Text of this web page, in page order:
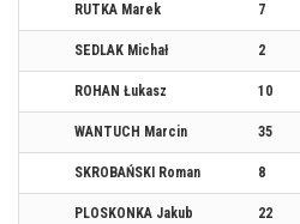
RUTKA Marek 7
SEDLAK Michał 2
ROHAN Łukasz 10
WANTUCH Marcin 35
SKROBAŃSKI Roman 8
PLOSKONKA Jakub 22